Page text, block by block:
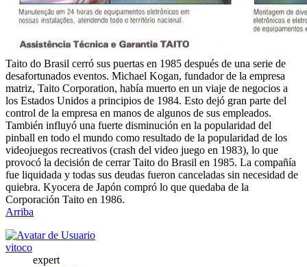
Taito do Brasil cerró sus puertas en 1985 después de una serie de
desafortunados eventos. Michael Kogan, fundador de la empresa
matriz, Taito Corporation, había muerto en un viaje de negocios a
los Estados Unidos a principios de 1984. Esto dejó gran parte del
control de la empresa en manos de algunos de sus empleados.
También influyó una fuerte disminución en la popularidad del
pinball en todo el mundo como resultado de la popularidad de los
videojuegos recreativos (crash del video juego en 1983), lo que
provocó la decisión de cerrar Taito do Brasil en 1985. La compañía
fue liquidada y todas sus deudas fueron canceladas sin necesidad de
quiebra. Kyocera de Japón compró lo que quedaba de la
Corporación Taito en 1986.
Arriba
vitoco
expert